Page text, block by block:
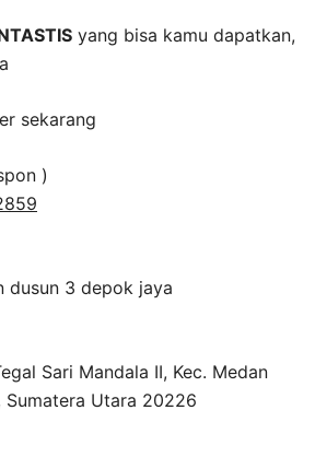
yang bisa kamu dapatkan,
sekarang
)
dusun 3 depok jaya
Sari Mandala II, Kec. Medan
Sumatera Utara 20226